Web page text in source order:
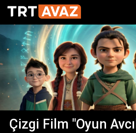
Çizgi Film "Oyun